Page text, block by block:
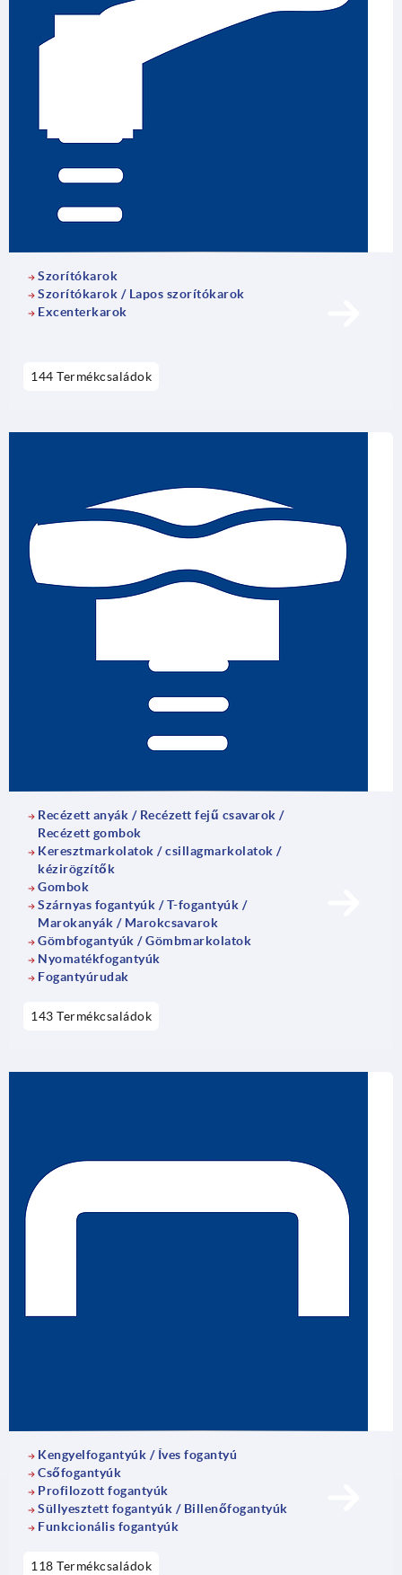
Elengedhetetlenek az automatizált berendezések, robotok
és gépek működéséhez, és a kiváló termékminőségnek
köszönhetően hosszú élettartamot és minimális állásidőt
Szorítókarok
Szorítókarok / Lapos szorítókarok
Excenterkarok
144 Termékcsaládok
Recézett anyák / Recézett fejű csavarok /
Recézett gombok
Keresztmarkolatok / csillagmarkolatok /
kézirögzítők
Gombok
Szárnyas fogantyúk / T-fogantyúk /
Marokanyák / Marokcsavarok
Gömbfogantyúk / Gömbmarkolatok
Nyomatékfogantyúk
Fogantyúrudak
143 Termékcsaládok
Kengyelfogantyúk / Íves fogantyú
Csőfogantyúk
Profilozott fogantyúk
Süllyesztett fogantyúk / Billenőfogantyúk
Funkcionális fogantyúk
118 Termékcsaládok